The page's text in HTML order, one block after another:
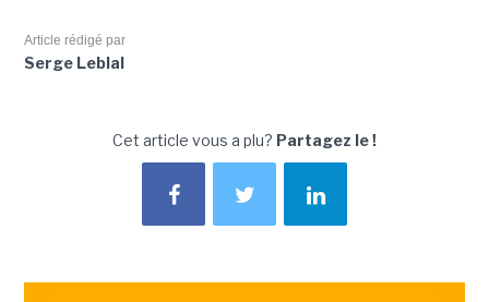
Article rédigé par
Serge Leblal
Cet article vous a plu? Partagez le !